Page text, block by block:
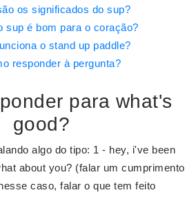
os significados do sup?
sup é bom para o coração?
o stand up paddle?
responder à pergunta?
para what's
good?
algo do tipo: 1 - hey, i've been
about you? (falar um cumprimento
caso, falar o que tem feito